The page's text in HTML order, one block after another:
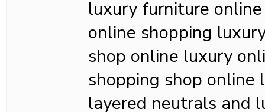
luxury furniture
online shopping
shop online luxury
shopping shop online
layered neutrals and